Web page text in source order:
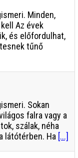
Minden,
Az évek
és előfordulhat,
tűnő
Sokan
falra vagy a
szálak, néha
látótérben. Ha [...]